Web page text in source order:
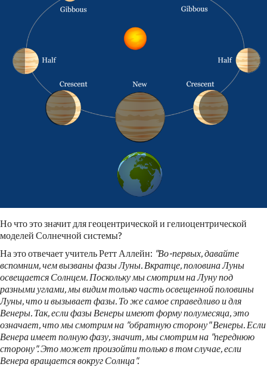
Но что это значит для геоцентрической и гелиоцентрической
моделей Солнечной системы?
На это отвечает учитель Ретт Аллейн: "Во-первых, давайте
вспомним, чем вызваны фазы Луны. Вкратце, половина Луны
освещается Солнцем. Поскольку мы смотрим на Луну под
разными углами, мы видим только часть освещенной половины
Луны, что и вызывает фазы. То же самое справедливо и для
Венеры. Так, если фазы Венеры имеют форму полумесяца, это
означает, что мы смотрим на "обратную сторону" Венеры. Если
Венера имеет полную фазу, значит, мы смотрим на "переднюю
сторону". Это может произойти только в том случае, если
Венера вращается вокруг Солнца".